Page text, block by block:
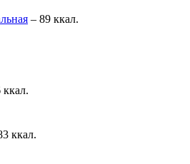
– 89 ккал.
ккал.
ккал.